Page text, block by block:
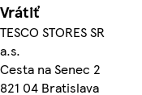
Vrátiť
TESCO STORES SR
a.s.
Cesta na Senec 2
821 04 Bratislava